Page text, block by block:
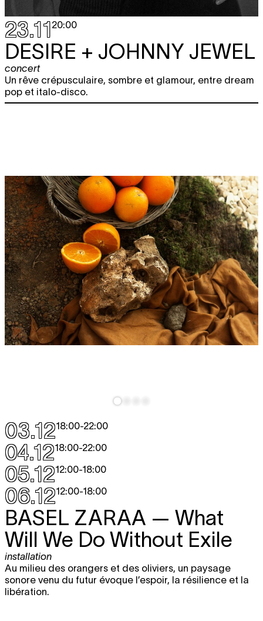
23.1120:00
DESIRE + JOHNNY JEWEL
concert
Un rêve crépusculaire, sombre et glamour, entre dream
pop et italo-disco.
03.1218:00-22:00
04.1218:00-22:00
05.1212:00-18:00
06.1212:00-18:00
BASEL ZARAA — What
Will We Do Without Exile
installation
Au milieu des orangers et des oliviers, un paysage
sonore venu du futur évoque l’espoir, la résilience et la
libération.